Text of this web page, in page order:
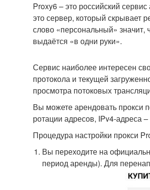
Proxy6 – это российский
это сервер, который скрывает
слово «персональный» значит,
выдаётся «в одни руки».
Сервис наиболее интересен
протокола и текущей
просмотра потоковых
Вы можете арендовать прокси
ротации адресов, IPv4-адреса
Процедура настройки прокси
Вы переходите на
период аренды). Для